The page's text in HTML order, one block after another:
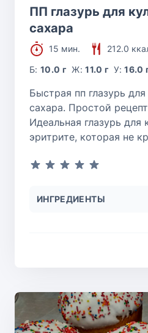
ПП глазурь для
сахара
15 мин.
212.0
Б:10.0 г Ж:11.0 г У:16.0
Быстрая пп глазурь
сахара. Простой
Идеальная глазурь для
эритрите, которая не
ИНГРЕДИЕНТЫ